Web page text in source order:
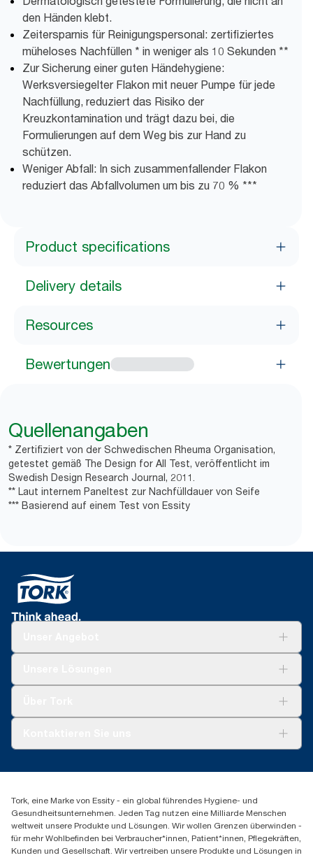
den Händen klebt.
Zeitersparnis für Reinigungspersonal: zertifiziertes
müheloses Nachfüllen * in weniger als 10 Sekunden **
Zur Sicherung einer guten Händehygiene:
Werksversiegelter Flakon mit neuer Pumpe für jede
Nachfüllung, reduziert das Risiko der
Kreuzkontamination und trägt dazu bei, die
Formulierungen auf dem Weg bis zur Hand zu
schützen.
Weniger Abfall: In sich zusammenfallender Flakon
reduziert das Abfallvolumen um bis zu 70 % ***
Product specifications
Delivery details
Resources
Bewertungen
Quellenangaben
* Zertifiziert von der Schwedischen Rheuma Organisation,
getestet gemäß The Design for All Test, veröffentlicht im
Swedish Design Research Journal, 2011.
** Laut internem Paneltest zur Nachfülldauer von Seife
*** Basierend auf einem Test von Essity
Spenderreklamation
+43 (0) 8 10-22 00 84
Essity Austria Vertriebs GmbH
Am Europlatz 2
1120 Wien
Mo-Do 8:00-16:30 | Fr 8:00-15:00
Tork, eine Marke von Essity - ein global führendes Hygiene- und
Gesundheitsunternehmen. Jeden Tag nutzen eine Milliarde Menschen
weltweit unsere Produkte und Lösungen. Wir wollen Grenzen überwinden -
für mehr Wohlbefinden bei Verbraucher*innen, Patient*innen, Pflegekräften,
Kunden und Gesellschaft. Wir vertreiben unsere Produkte und Lösungen in